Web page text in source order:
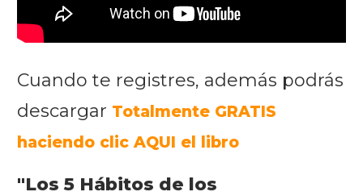
Cuando te registres, además podrás
descargar Totalmente GRATIS
haciendo clic AQUI el libro
"Los 5 Hábitos de los